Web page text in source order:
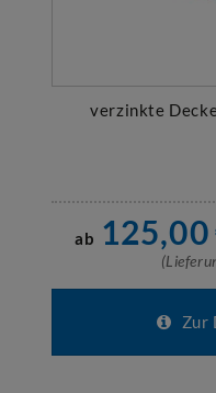
verzinkte
ab 125,00
Zur